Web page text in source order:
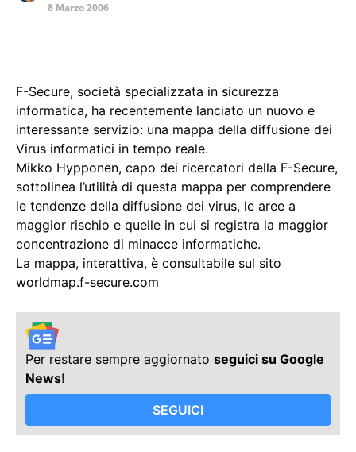
8 Marzo 2006
F-Secure, società specializzata in sicurezza
informatica, ha recentemente lanciato un nuovo e
interessante servizio: una mappa della diffusione dei
Virus informatici in tempo reale.
Mikko Hypponen, capo dei ricercatori della F-Secure,
sottolinea l’utilità di questa mappa per comprendere
le tendenze della diffusione dei virus, le aree a
maggior rischio e quelle in cui si registra la maggior
concentrazione di minacce informatiche.
La mappa, interattiva, è consultabile sul sito
worldmap.f-secure.com
Per restare sempre aggiornato seguici su Google
News!
SEGUICI